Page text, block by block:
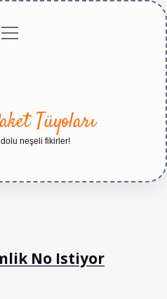
menüyü
Tüyoları
neşeli fikirler!
No Istiyor